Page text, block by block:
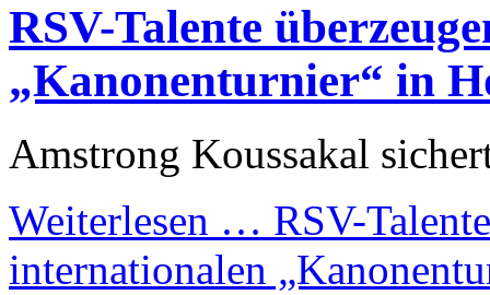
RSV-Talente
„Kanonenturnier“ in
Amstrong Koussakal
Weiterlesen … RSV-
internationalen